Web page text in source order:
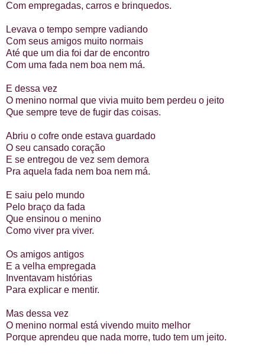
Com empregadas, carros e brinquedos.
Levava o tempo sempre vadiando
Com seus amigos muito normais
Até que um dia foi dar de encontro
Com uma fada nem boa nem má.
E dessa vez
O menino normal que vivia muito bem perdeu o jeito
Que sempre teve de fugir das coisas.
Abriu o cofre onde estava guardado
O seu cansado coração
E se entregou de vez sem demora
Pra aquela fada nem boa nem má.
E saiu pelo mundo
Pelo braço da fada
Que ensinou o menino
Como viver pra viver.
Os amigos antigos
E a velha empregada
Inventavam histórias
Para explicar e mentir.
Mas dessa vez
O menino normal está vivendo muito melhor
Porque aprendeu que nada morre, tudo tem um jeito.